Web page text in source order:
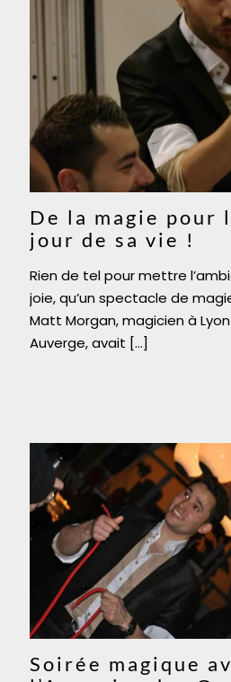
De la magie pour
jour de sa vie !
Rien de tel pour mettre
joie, qu’un spectacle de
Matt Morgan, magicien à
Auverge, avait […]
Soirée magique